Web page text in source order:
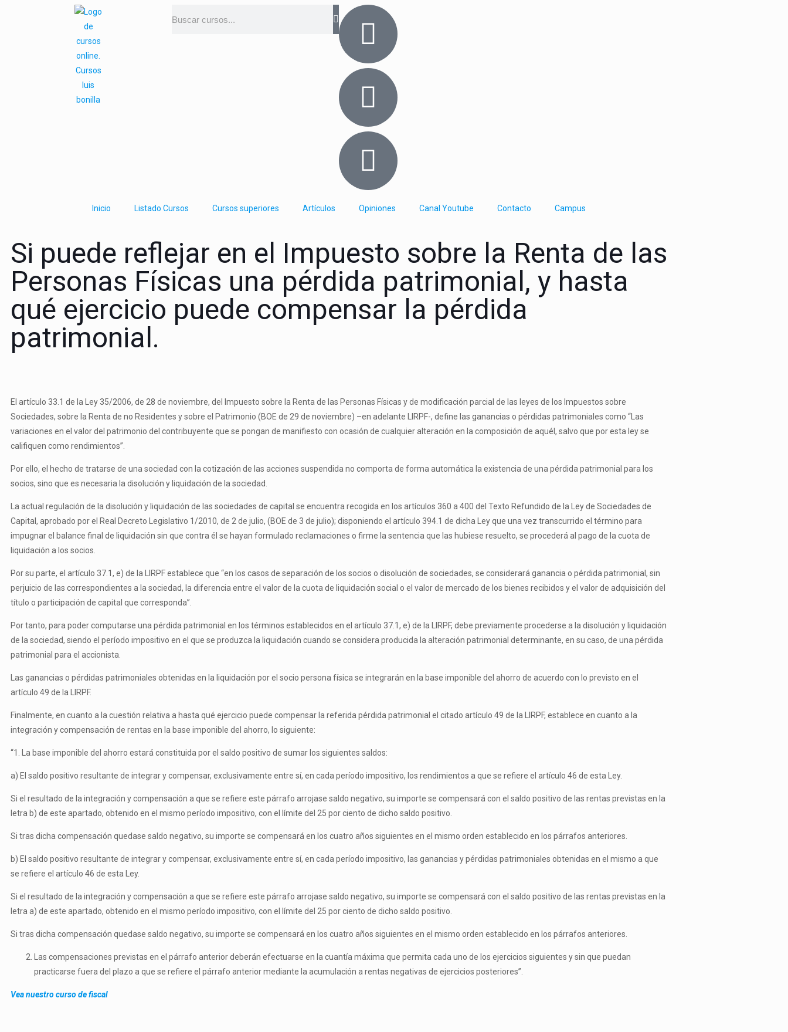
Inicio Listado Cursos Cursos superiores Artículos Opiniones Canal Youtube Contacto Campus
Si puede reflejar en el Impuesto sobre la Renta de las
Personas Físicas una pérdida patrimonial, y hasta
qué ejercicio puede compensar la pérdida
patrimonial.
El artículo 33.1 de la Ley 35/2006, de 28 de noviembre, del Impuesto sobre la Renta de las Personas Físicas y de modificación parcial de las leyes de los Impuestos sobre
Sociedades, sobre la Renta de no Residentes y sobre el Patrimonio (BOE de 29 de noviembre) –en adelante LIRPF-, define las ganancias o pérdidas patrimoniales como “Las
variaciones en el valor del patrimonio del contribuyente que se pongan de manifiesto con ocasión de cualquier alteración en la composición de aquél, salvo que por esta ley se
califiquen como rendimientos”.
Por ello, el hecho de tratarse de una sociedad con la cotización de las acciones suspendida no comporta de forma automática la existencia de una pérdida patrimonial para los
socios, sino que es necesaria la disolución y liquidación de la sociedad.
La actual regulación de la disolución y liquidación de las sociedades de capital se encuentra recogida en los artículos 360 a 400 del Texto Refundido de la Ley de Sociedades de
Capital, aprobado por el Real Decreto Legislativo 1/2010, de 2 de julio, (BOE de 3 de julio); disponiendo el artículo 394.1 de dicha Ley que una vez transcurrido el término para
impugnar el balance final de liquidación sin que contra él se hayan formulado reclamaciones o firme la sentencia que las hubiese resuelto, se procederá al pago de la cuota de
liquidación a los socios.
Por su parte, el artículo 37.1, e) de la LIRPF establece que “en los casos de separación de los socios o disolución de sociedades, se considerará ganancia o pérdida patrimonial, sin
perjuicio de las correspondientes a la sociedad, la diferencia entre el valor de la cuota de liquidación social o el valor de mercado de los bienes recibidos y el valor de adquisición del
título o participación de capital que corresponda”.
Por tanto, para poder computarse una pérdida patrimonial en los términos establecidos en el artículo 37.1, e) de la LIRPF, debe previamente procederse a la disolución y liquidación
de la sociedad, siendo el período impositivo en el que se produzca la liquidación cuando se considera producida la alteración patrimonial determinante, en su caso, de una pérdida
patrimonial para el accionista.
Las ganancias o pérdidas patrimoniales obtenidas en la liquidación por el socio persona física se integrarán en la base imponible del ahorro de acuerdo con lo previsto en el
artículo 49 de la LIRPF.
Finalmente, en cuanto a la cuestión relativa a hasta qué ejercicio puede compensar la referida pérdida patrimonial el citado artículo 49 de la LIRPF, establece en cuanto a la
integración y compensación de rentas en la base imponible del ahorro, lo siguiente:
“1. La base imponible del ahorro estará constituida por el saldo positivo de sumar los siguientes saldos:
a) El saldo positivo resultante de integrar y compensar, exclusivamente entre sí, en cada período impositivo, los rendimientos a que se refiere el artículo 46 de esta Ley.
Si el resultado de la integración y compensación a que se refiere este párrafo arrojase saldo negativo, su importe se compensará con el saldo positivo de las rentas previstas en la
letra b) de este apartado, obtenido en el mismo período impositivo, con el límite del 25 por ciento de dicho saldo positivo.
Si tras dicha compensación quedase saldo negativo, su importe se compensará en los cuatro años siguientes en el mismo orden establecido en los párrafos anteriores.
b) El saldo positivo resultante de integrar y compensar, exclusivamente entre sí, en cada período impositivo, las ganancias y pérdidas patrimoniales obtenidas en el mismo a que
se refiere el artículo 46 de esta Ley.
Si el resultado de la integración y compensación a que se refiere este párrafo arrojase saldo negativo, su importe se compensará con el saldo positivo de las rentas previstas en la
letra a) de este apartado, obtenido en el mismo período impositivo, con el límite del 25 por ciento de dicho saldo positivo.
Si tras dicha compensación quedase saldo negativo, su importe se compensará en los cuatro años siguientes en el mismo orden establecido en los párrafos anteriores.
Las compensaciones previstas en el párrafo anterior deberán efectuarse en la cuantía máxima que permita cada uno de los ejercicios siguientes y sin que puedan
practicarse fuera del plazo a que se refiere el párrafo anterior mediante la acumulación a rentas negativas de ejercicios posteriores”.
Vea nuestro curso de fiscal